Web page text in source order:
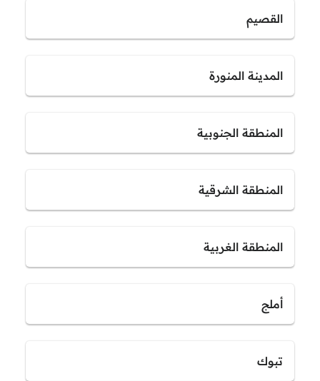
القصيم
المدينة المنورة
المنطقة الجنوبية
المنطقة الشرقية
المنطقة الغربية
أملج
تبوك